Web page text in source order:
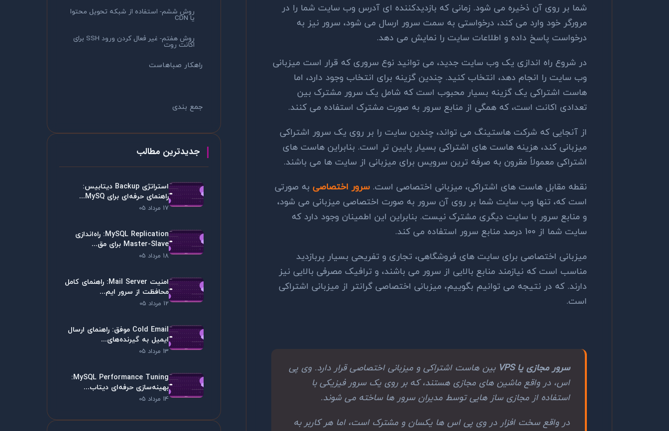
شما بر روی آن ذخیره می شود. زمانی که بازدیدکننده ای آدرس وب سایت شما را در
مرورگر خود وارد می کند، درخواستی به سمت سرور ارسال می شود، سرور نیز به
درخواست پاسخ داده و اطلاعات سایت را نمایش می دهد.
در شروع راه اندازی یک وب سایت جدید، می توانید نوع سروری که قرار است میزبانی
وب سایت را انجام دهد، انتخاب کنید. چندین گزینه برای انتخاب وجود دارد، اما
هاست اشتراکی یک گزینه بسیار محبوب است که شامل یک سرور مشترک بین
تعدادی اکانت است، که همگی از منابع سرور به صورت مشترک استفاده می کنند.
از آنجایی که شرکت هاستینگ می تواند، چندین سایت را بر روی یک سرور اشتراکی
میزبانی کند، هزینه هاست های اشتراکی بسیار پایین تر است. بنابراین هاست های
اشتراکی معمولاً مقرون به صرفه ترین سرویس برای میزبانی از سایت ها می باشند.
نقطه مقابل هاست های اشتراکی، میزبانی اختصاصی است. سرور اختصاصی به صورتی
است که، تنها وب سایت شما بر روی آن سرور به صورت اختصاصی میزبانی می شود،
و منابع سرور با سایت دیگری مشترک نیست. بنابراین این اطمینان وجود دارد که
سایت شما از 100 درصد منابع سرور استفاده می کند.
میزبانی اختصاصی برای سایت های فروشگاهی، تجاری و تفریحی بسیار پربازدید
مناسب است که نیازمند منابع بالایی از سرور می باشند، و ترافیک مصرفی بالایی نیز
دارند. که در نتیجه می توانیم بگوییم، میزبانی اختصاصی گرانتر از میزبانی اشتراکی
است.
سرور مجازی یا VPS
بین هاست اشتراکی و میزبانی اختصاصی قرار دارد. وی پی
اس، در واقع ماشین های مجازی هستند، که بر روی یک سرور فیزیکی با
استفاده از مجازی ساز هایی توسط مدیران سرور ها ساخته می شوند.
در واقع سخت افزار در وی پی اس ها یکسان و مشترک است، اما هر کاربر به
روش ششم- استفاده از شبکه تحویل محتوا
یا CDN
روش هفتم- غیر فعال کردن ورود SSH برای
اکانت روت
راهکار صباهاست
جمع بندی
جدیدترین مطالب
استراتژی Backup دیتابیس:
راهنمای حرفه‌ای برای MySQ...
17 مرداد 05
MySQL Replication: راه‌اندازی
Master-Slave برای مق...
18 مرداد 05
امنیت Mail Server: راهنمای کامل
محافظت از سرور ایم...
12 مرداد 05
Cold Email موفق: راهنمای ارسال
ایمیل به گیرنده‌های...
13 مرداد 05
MySQL Performance Tuning:
بهینه‌سازی حرفه‌ای دیتاب...
14 مرداد 05